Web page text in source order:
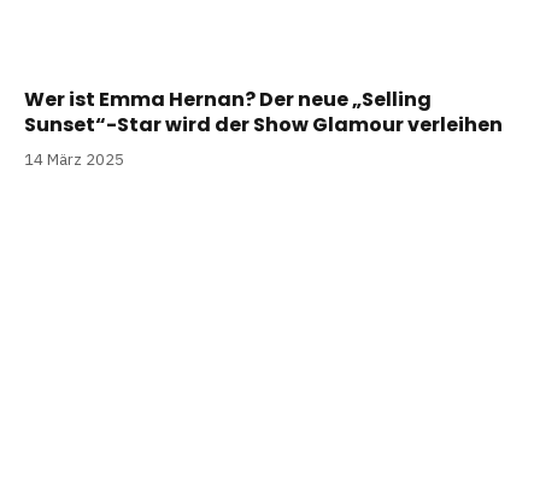
Wer ist Emma Hernan? Der neue „Selling
Sunset“-Star wird der Show Glamour verleihen
14 März 2025